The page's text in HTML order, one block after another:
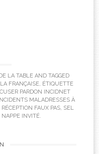
LA TABLE AND TAGGED
FRANÇAISE, ÉTIQUETTE
PARDON INCIDNET
INCIDENTS MALADRESSES À
RÉCEPTION FAUX PAS, SEL
NAPPE INVITÉ.